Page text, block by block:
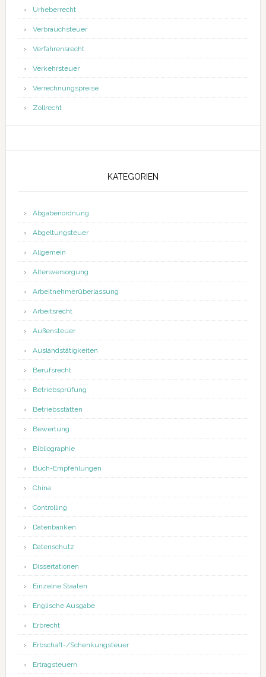
Urheberrecht
Verbrauchsteuer
Verfahrensrecht
Verkehrsteuer
Verrechnungspreise
Zollrecht
KATEGORIEN
Abgabenordnung
Abgeltungsteuer
Allgemein
Altersversorgung
Arbeitnehmerüberlassung
Arbeitsrecht
Außensteuer
Auslandstätigkeiten
Berufsrecht
Betriebsprüfung
Betriebsstätten
Bewertung
Bibliographie
Buch-Empfehlungen
China
Controlling
Datenbanken
Datenschutz
Dissertationen
Einzelne Staaten
Englische Ausgabe
Erbrecht
Erbschaft-/Schenkungsteuer
Ertragsteuern